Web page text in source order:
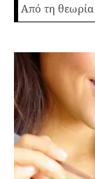
Από τη